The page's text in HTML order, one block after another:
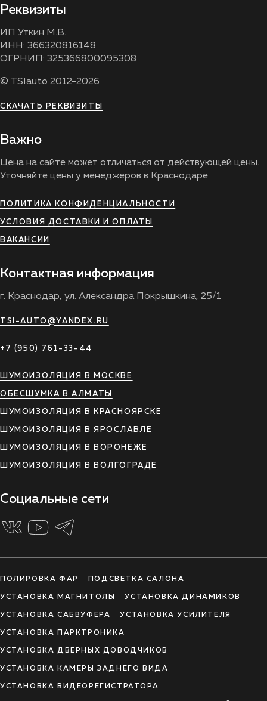
Реквизиты
ИП Уткин М.В.
ИНН: 366320816148
ОГРНИП: 325366800095308
© TSIauto 2012-2026
СКАЧАТЬ РЕКВИЗИТЫ
Важно
Цена на сайте может отличаться от действующей цены.
Уточняйте цены у менеджеров в Краснодаре.
ПОЛИТИКА КОНФИДЕНЦИАЛЬНОСТИ
УСЛОВИЯ ДОСТАВКИ И ОПЛАТЫ
ВАКАНСИИ
Контактная информация
г. Краснодар, ул. Александра Покрышкина, 25/1
TSI-AUTO@YANDEX.RU
+7 (950) 761-33-44
ШУМОИЗОЛЯЦИЯ В МОСКВЕ
ОБЕСШУМКА В АЛМАТЫ
ШУМОИЗОЛЯЦИЯ В КРАСНОЯРСКЕ
ШУМОИЗОЛЯЦИЯ В ЯРОСЛАВЛЕ
ШУМОИЗОЛЯЦИЯ В ВОРОНЕЖЕ
ШУМОИЗОЛЯЦИЯ В ВОЛГОГРАДЕ
Социальные сети
ПОЛИРОВКА ФАР ПОДСВЕТКА САЛОНА
УСТАНОВКА МАГНИТОЛЫ УСТАНОВКА ДИНАМИКОВ
УСТАНОВКА САБВУФЕРА УСТАНОВКА УСИЛИТЕЛЯ
УСТАНОВКА ПАРКТРОНИКА
УСТАНОВКА ДВЕРНЫХ ДОВОДЧИКОВ
УСТАНОВКА КАМЕРЫ ЗАДНЕГО ВИДА
УСТАНОВКА ВИДЕОРЕГИСТРАТОРА